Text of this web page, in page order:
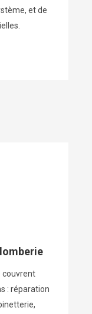
et de
couvrent
: réparation